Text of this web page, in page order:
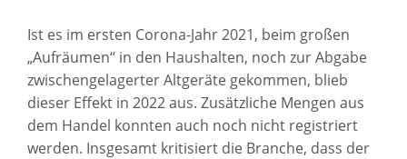
Ist es im ersten Corona-Jahr 2021, beim großen
„Aufräumen“ in den Haushalten, noch zur Abgabe
zwischengelagerter Altgeräte gekommen, blieb
dieser Effekt in 2022 aus. Zusätzliche Mengen aus
dem Handel konnten auch noch nicht registriert
werden. Insgesamt kritisiert die Branche, dass der